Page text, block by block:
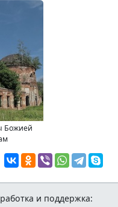
Божией
и поддержка: